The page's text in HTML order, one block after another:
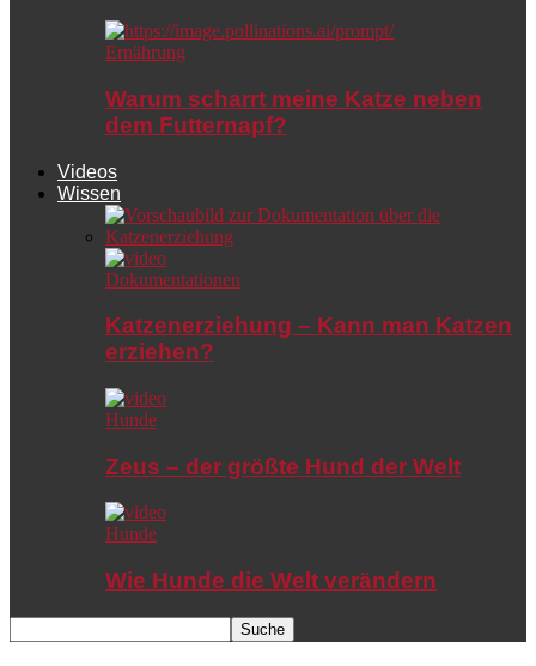
Ernährung
Warum scharrt meine Katze neben
dem Futternapf?
Videos
Wissen
Dokumentationen
Katzenerziehung – Kann man Katzen
erziehen?
Hunde
Zeus – der größte Hund der Welt
Hunde
Wie Hunde die Welt verändern